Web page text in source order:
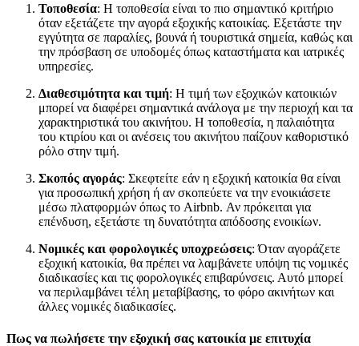
Τοποθεσία: Η τοποθεσία είναι το πιο σημαντικό κριτήριο
όταν εξετάζετε την αγορά εξοχικής κατοικίας. Εξετάστε την
εγγύτητα σε παραλίες, βουνά ή τουριστικά σημεία, καθώς και
την πρόσβαση σε υποδομές όπως καταστήματα και ιατρικές
υπηρεσίες.
Διαθεσιμότητα και τιμή: Η τιμή των εξοχικών κατοικιών
μπορεί να διαφέρει σημαντικά ανάλογα με την περιοχή και τα
χαρακτηριστικά του ακινήτου. Η τοποθεσία, η παλαιότητα
του κτιρίου και οι ανέσεις του ακινήτου παίζουν καθοριστικό
ρόλο στην τιμή.
Σκοπός αγοράς: Σκεφτείτε εάν η εξοχική κατοικία θα είναι
για προσωπική χρήση ή αν σκοπεύετε να την ενοικιάσετε
μέσω πλατφορμών όπως το Airbnb. Αν πρόκειται για
επένδυση, εξετάστε τη δυνατότητα απόδοσης ενοικίων.
Νομικές και φορολογικές υποχρεώσεις: Όταν αγοράζετε
εξοχική κατοικία, θα πρέπει να λαμβάνετε υπόψη τις νομικές
διαδικασίες και τις φορολογικές επιβαρύνσεις. Αυτό μπορεί
να περιλαμβάνει τέλη μεταβίβασης, το φόρο ακινήτων και
άλλες νομικές διαδικασίες.
Πως να πωλήσετε την εξοχική σας κατοικία με επιτυχία